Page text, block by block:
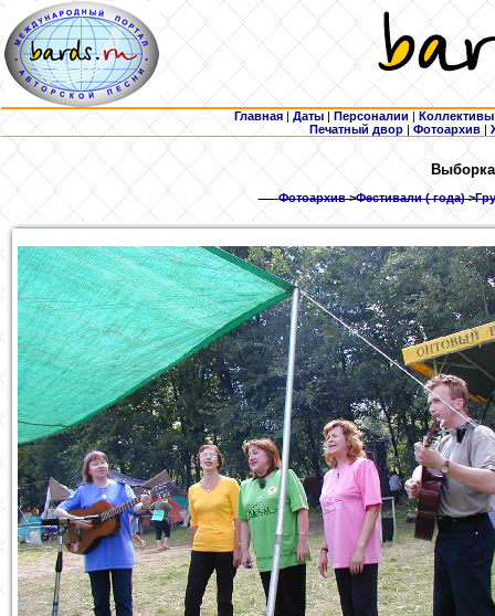
Главная | Даты | Персоналии | Коллективы
Печатный двор |Фотоархив |
Фотоархив>Фестивали ( года)>